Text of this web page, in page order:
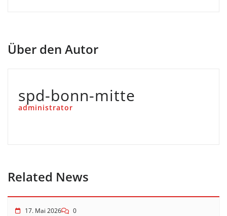
Über den Autor
spd-bonn-mitte
administrator
Related News
17. Mai 2026 0